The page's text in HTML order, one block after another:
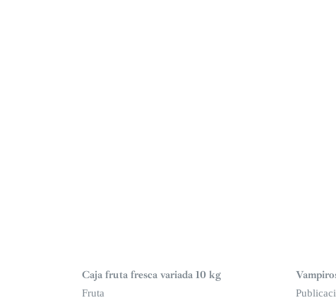
n
s
t
o
Caja fruta fresca variada 10 kg
Fruta
n
s
t
o